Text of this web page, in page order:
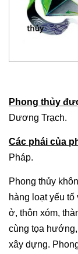
Phong thủy
Dương Trạch.
Các phái của
Pháp.
Phong thủy
hàng loạt yếu
ở, thôn xóm,
cùng tọa
xây dựng.